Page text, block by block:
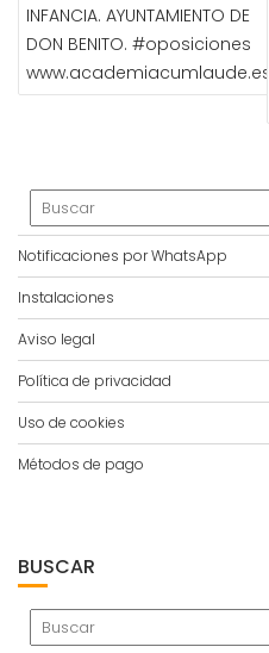
INFANCIA. AYUNTAMIENTO DE
DON BENITO. #oposiciones
www.academiacumlaude.es
Notificaciones por WhatsApp
Instalaciones
Aviso legal
Política de privacidad
Uso de cookies
Métodos de pago
BUSCAR